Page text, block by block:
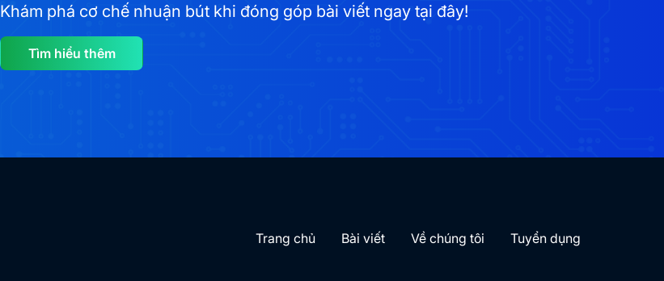
Khám phá cơ chế nhuận bút khi đóng góp bài viết ngay tại đây!
Tìm hiểu thêm
Trang chủ Bài viết Về chúng tôi Tuyển dụng